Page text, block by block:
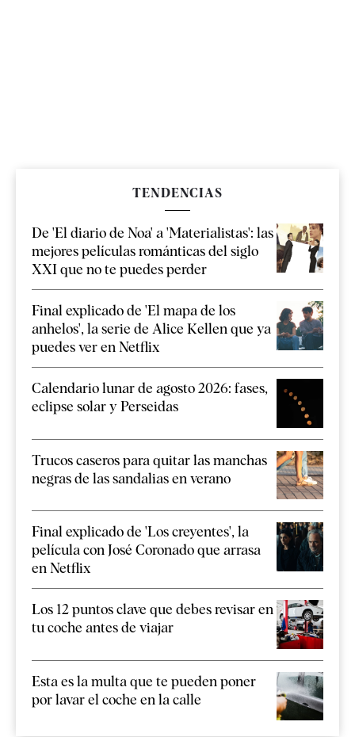
TENDENCIAS
De 'El diario de Noa' a 'Materialistas': las
mejores películas románticas del siglo
XXI que no te puedes perder
Final explicado de 'El mapa de los
anhelos', la serie de Alice Kellen que ya
puedes ver en Netflix
Calendario lunar de agosto 2026: fases,
eclipse solar y Perseidas
Trucos caseros para quitar las manchas
negras de las sandalias en verano
Final explicado de 'Los creyentes', la
película con José Coronado que arrasa
en Netflix
Los 12 puntos clave que debes revisar en
tu coche antes de viajar
Esta es la multa que te pueden poner
por lavar el coche en la calle